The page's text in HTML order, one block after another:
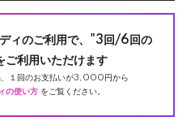
ィのご利用で、"3回/6回の
ご利用いただけます
１回のお支払いが3,000円から
の使い方 をご覧ください。